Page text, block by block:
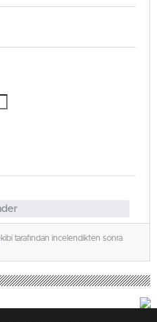
tarafından incelendikten sonra